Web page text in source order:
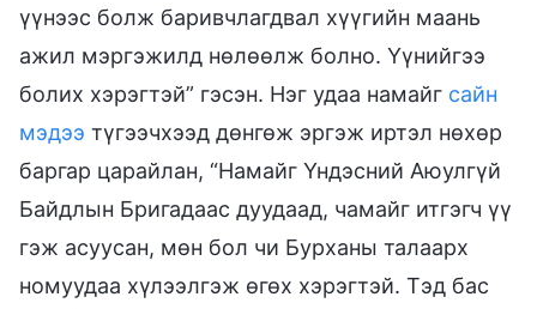
үүнээс болж баривчлагдвал хүүгийн маань
ажил мэргэжилд нөлөөлж болно. Үүнийгээ
болих хэрэгтэй” гэсэн. Нэг удаа намайг сайн
мэдээ түгээчхээд дөнгөж эргэж иртэл нөхөр
баргар царайлан, “Намайг Үндэсний Аюулгүй
Байдлын Бригадаас дуудаад, чамайг итгэгч үү
гэж асуусан, мөн бол чи Бурханы талаарх
номуудаа хүлээлгэж өгөх хэрэгтэй. Тэд бас